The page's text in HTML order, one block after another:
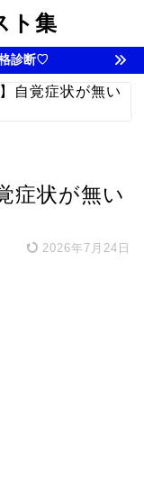
ト集
格診断♡
自覚症状が無い
症状が無い
2026年7月24日